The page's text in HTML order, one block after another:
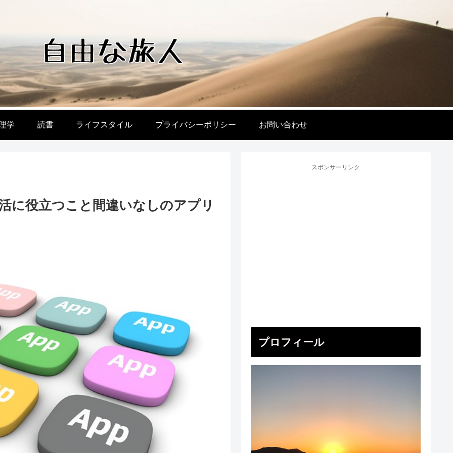
学 読書 ライフスタイル プライバシーポリシー お問い合わせ
に役立つこと間違いなしのアプリ
スポンサーリンク
プロフィール